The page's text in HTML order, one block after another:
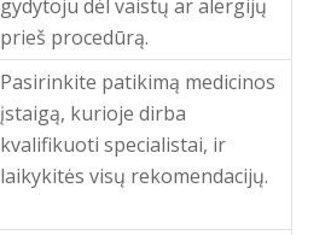
gydytoju dėl vaistų ar alergijų
prieš procedūrą.
Pasirinkite patikimą medicinos
įstaigą, kurioje dirba
kvalifikuoti specialistai, ir
laikykitės visų rekomendacijų.